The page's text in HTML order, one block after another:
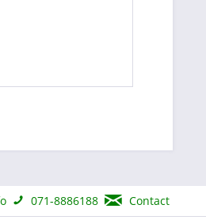
071-8886188 Contact